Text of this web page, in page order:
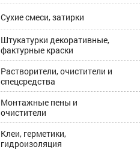
Сухие смеси, затирки
Штукатурки декоративные,
фактурные краски
Растворители, очистители и
спецсредства
Монтажные пены и
очистители
Клеи, герметики,
гидроизоляция